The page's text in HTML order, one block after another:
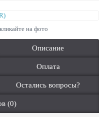
на фото
Описание
Оплата
Остались вопросы?
(0)